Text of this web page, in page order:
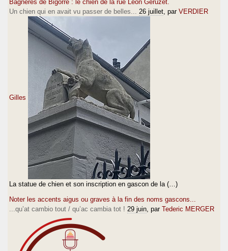
Bagnères de Bigorre : le chien de la rue Léon Géruzet.
Un chien qui en avait vu passer de belles...
26 juillet , par VERDIER
Gilles
La statue de chien et son inscription en gascon de la (…)
Noter les accents aigus ou graves à la fin des noms gascons...
...qu’at cambio tout / qu’ac cambia tot ! 29 juin , par Tederic MERGER